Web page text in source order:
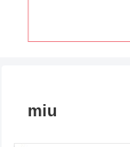
miu